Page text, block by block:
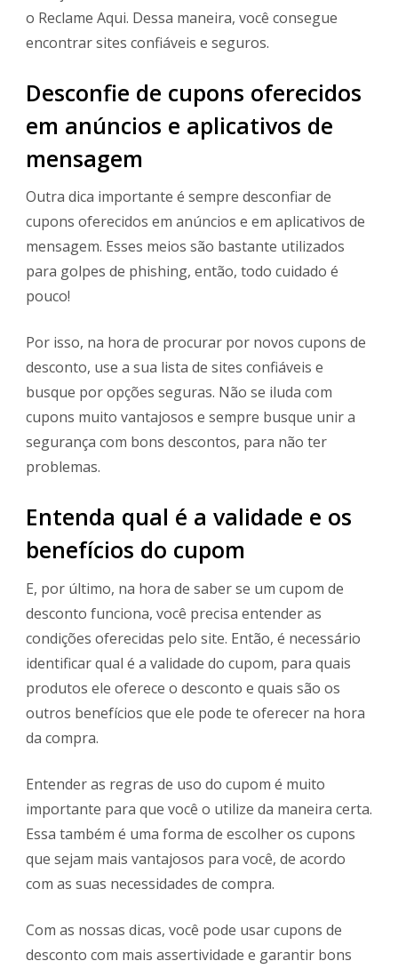
o Reclame Aqui. Dessa maneira, você consegue
encontrar sites confiáveis e seguros.
Desconfie de cupons oferecidos
em anúncios e aplicativos de
mensagem
Outra dica importante é sempre desconfiar de
cupons oferecidos em anúncios e em aplicativos de
mensagem. Esses meios são bastante utilizados
para golpes de phishing, então, todo cuidado é
pouco!
Por isso, na hora de procurar por novos cupons de
desconto, use a sua lista de sites confiáveis e
busque por opções seguras. Não se iluda com
cupons muito vantajosos e sempre busque unir a
segurança com bons descontos, para não ter
problemas.
Entenda qual é a validade e os
benefícios do cupom
E, por último, na hora de saber se um cupom de
desconto funciona, você precisa entender as
condições oferecidas pelo site. Então, é necessário
identificar qual é a validade do cupom, para quais
produtos ele oferece o desconto e quais são os
outros benefícios que ele pode te oferecer na hora
da compra.
Entender as regras de uso do cupom é muito
importante para que você o utilize da maneira certa.
Essa também é uma forma de escolher os cupons
que sejam mais vantajosos para você, de acordo
com as suas necessidades de compra.
Com as nossas dicas, você pode usar cupons de
desconto com mais assertividade e garantir bons